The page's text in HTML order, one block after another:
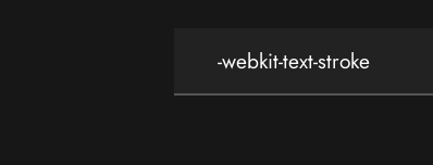
-webkit-text-stroke